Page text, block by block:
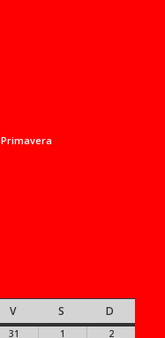
VVIERNES
S SÁBADO
D
31 31/07/20261 01/08/2026
202/08/2026